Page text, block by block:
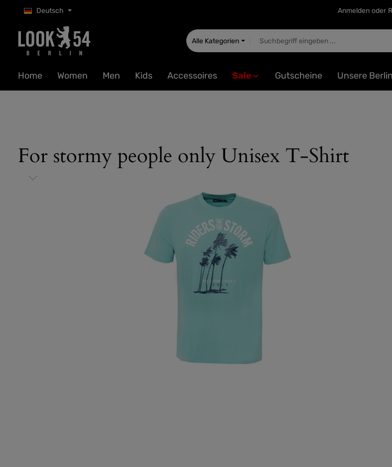
Hauptinhalt springen
Zur Suche springen
Zur Hauptnavigation springen Anmelden oder
Deutsch
Alle Kategorien
Home Women Men Kids Accessoires Sale Gutscheine Unsere
For stormy people only Unisex T-Shirt